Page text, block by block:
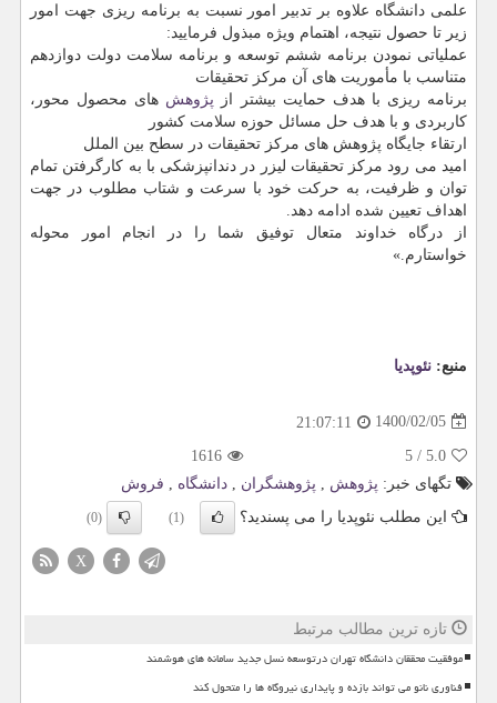
علمی دانشگاه علاوه بر تدبیر امور نسبت به برنامه ریزی جهت امور
زیر تا حصول نتیجه، اهتمام ویژه مبذول فرمایید:
عملیاتی نمودن برنامه ششم توسعه و برنامه سلامت دولت دوازدهم
متناسب با مأموریت های آن مرکز تحقیقات
برنامه ریزی با هدف حمایت بیشتر از پژوهش های محصول محور،
کاربردی و با هدف حل مسائل حوزه سلامت کشور
ارتقاء جایگاه پژوهش های مرکز تحقیقات در سطح بین الملل
امید می رود مرکز تحقیقات لیزر در دندانپزشکی با به کارگرفتن تمام
توان و ظرفیت، به حرکت خود با سرعت و شتاب مطلوب در جهت
اهداف تعیین شده ادامه دهد.
از درگاه خداوند متعال توفیق شما را در انجام امور محوله
خواستارم.»
منبع: نئوپدیا
1400/02/05
21:07:11
5.0
/
5
1616
تگهای خبر: پژوهش پژوهشگران دانشگاه
فروش
این مطلب نئوپدیا را می پسندید؟
(1)
(0)
X
تازه ترین مطالب مرتبط
موفقیت محققان دانشگاه تهران درتوسعه نسل جدید سامانه های هوشمند
فناوری نانو می تواند بازده و پایداری نیروگاه ها را متحول کند